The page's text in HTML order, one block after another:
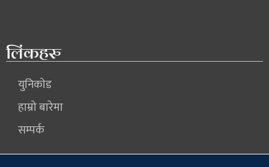
लिंकहरु
युनिकोड
हाम्रो बारेमा
सम्पर्क